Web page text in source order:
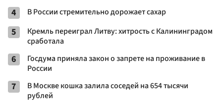
4 В России стремительно дорожает сахар
5
Кремль переиграл Литву: хитрость с Калининградом
сработала
6
Госдума приняла закон о запрете на проживание в
России
7
В Москве кошка залила соседей на 654 тысячи
рублей